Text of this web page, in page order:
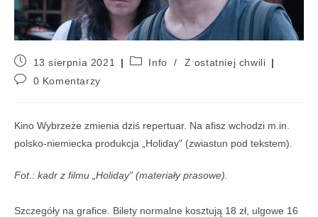
13 sierpnia 2021 Info /
Z ostatniej chwili
0 Komentarzy
Kino Wybrzeże zmienia dziś repertuar. Na afisz wchodzi m.in.
polsko-niemiecka produkcja „Holiday” (zwiastun pod tekstem).
Fot.: kadr z filmu „Holiday” (materiały prasowe).
Szczegóły na grafice. Bilety normalne kosztują 18 zł, ulgowe 16